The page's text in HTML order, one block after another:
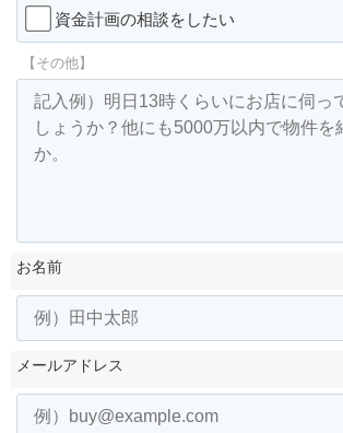
資金計画の相談をしたい
【その他】
お名前
メールアドレス